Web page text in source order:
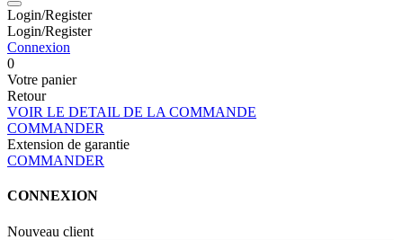
Login/Register
Login/Register
Connexion
0
Votre panier
Retour
VOIR LE DETAIL DE LA COMMANDE
COMMANDER
Extension de garantie
COMMANDER
CONNEXION
Nouveau client